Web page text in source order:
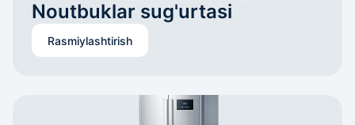
Noutbuklar sug'urtasi
Rasmiylashtirish